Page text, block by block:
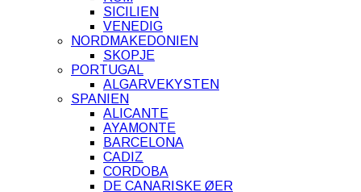
SICILIEN
VENEDIG
NORDMAKEDONIEN
SKOPJE
PORTUGAL
ALGARVEKYSTEN
SPANIEN
ALICANTE
AYAMONTE
BARCELONA
CADIZ
CORDOBA
DE CANARISKE ØER